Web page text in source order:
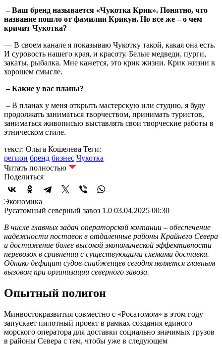
– Ваш бренд называется «Чукотка Крик». Понятно, что
название пошло от фамилии Крикун. Но все же – о чем
кричит Чукотка?
— В своем канале я показываю Чукотку такой, какая она есть.
И суровость нашего края, и красоту. Белые медведи, пурги,
закаты, рыбалка. Мне кажется, это крик жизни. Крик жизни в
хорошем смысле.
– Какие у вас планы?
– В планах у меня открыть мастерскую или студию, я буду
продолжать заниматься творчеством, принимать туристов,
заниматься живописью выставлять свои творческие работы в
этническом стиле.
текст: Ольга Кошелева Теги:
регион бренд бизнес Чукотка
Читать полностью
Поделиться
Экономика
Русатомный северный завоз 1.0 03.04.2025 00:30
В числе главных задач операторской компании – обеспечение
надежности поставок в отдаленные районы Крайнего Севера
и достижение более высокой экономической эффективности
перевозок в сравнении с существующими схемами доставки.
Однако дефицит судов-снабженцев сегодня является главным
вызовом при организации северного завоза.
Опытный полигон
Минвостокразвития совместно с «Росатомом» в этом году
запускает пилотный проект в рамках создания единого
морского оператора для доставки социально значимых грузов
в районы Севера с тем, чтобы уже в следующем